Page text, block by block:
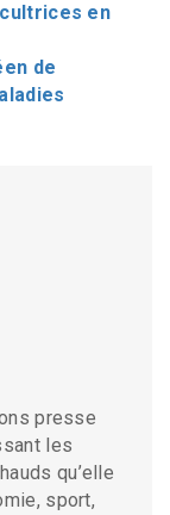
en
de
presse
les
qu’elle
sport,